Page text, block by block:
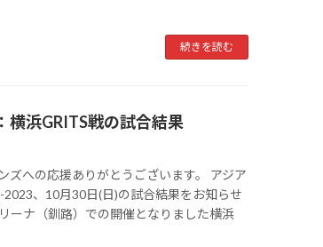
続きを読む
横浜GRITS戦の試合結果
ズへの応援ありがとうございます。 アジア
、10月30日(日)の試合結果をお知らせ
ーナ（釧路）での開催となりました横浜